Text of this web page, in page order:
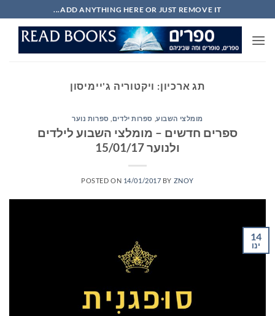
to
content
ADD ANYTHING HERE OR JUST REMOVE IT...
תג ארכיון: ויקטוריה ג'יימיסון
מומלצי השבוע, ספרות ילדים ספרות נוער
ספרים חדשים – מומלצי השבוע לילדים
ולנוער 15/01/17
POSTED ON 14/01/2017 BY ZNOY
14
ינו